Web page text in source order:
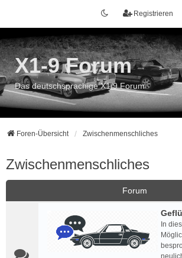
Registrieren
X1-9 Forum
Das deutschsprachige X1/9 Forum
Foren-Übersicht Zwischenmenschliches
Zwischenmenschliches
Forum
In